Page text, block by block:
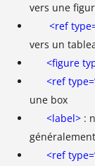
vers une
<ref
vers un
<figure
<ref
une box
<label> :
<ref